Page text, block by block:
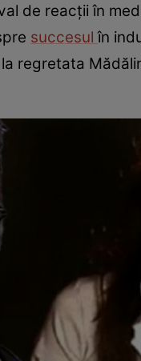
de reacții în
succesulîn
regretata